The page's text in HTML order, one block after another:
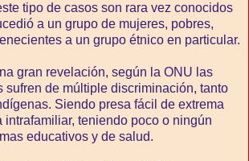
tipo de casos son rara vez conocidos
a un grupo de mujeres, pobres,
a un grupo étnico en particular.
gran revelación, según la ONU las
sufren de múltiple discriminación, tanto
Siendo presa fácil de extrema
intrafamiliar, teniendo poco o ningún
educativos y de salud.